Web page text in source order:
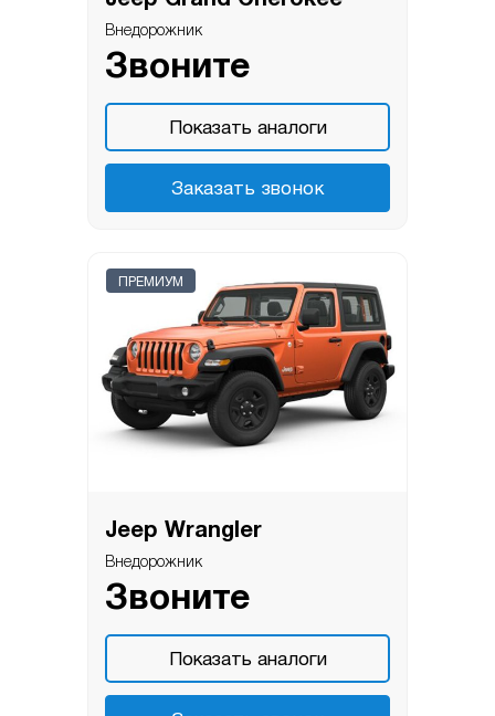
Внедорожник
Звоните
Показать аналоги
Заказать звонок
ПРЕМИУМ
Jeep Wrangler
Внедорожник
Звоните
Показать аналоги